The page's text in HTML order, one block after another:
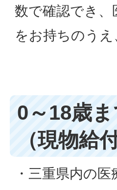
数で確認でき
をお持ちのう
0～18歳
（現物給付
・三重県内の